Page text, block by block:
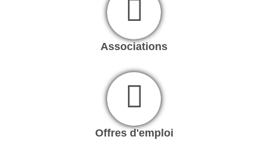
Associations
Offres d'emploi